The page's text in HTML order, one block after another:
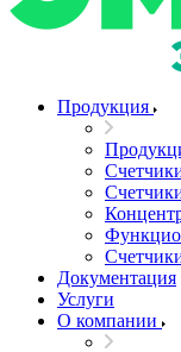
Продукция
Документация
Услуги
О компании